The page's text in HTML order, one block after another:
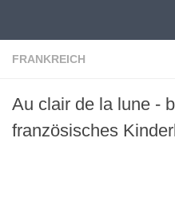
FRANKREICH
Au clair de la lune -
französisches